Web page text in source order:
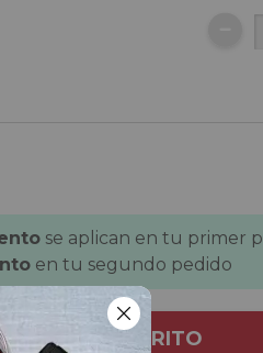
se aplican en tu primer
en tu segundo pedido
AL CARRITO